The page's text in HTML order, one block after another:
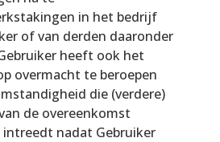
in het bedrijf
of van derden daaronder
heeft ook het
overmacht te beroepen
die (verdere)
de overeenkomst
nadat Gebruiker